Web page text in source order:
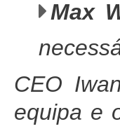
Max
CEO
equipa e